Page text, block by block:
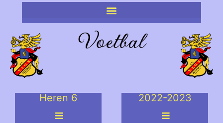
Voetbal
Heren 6 2022-2023